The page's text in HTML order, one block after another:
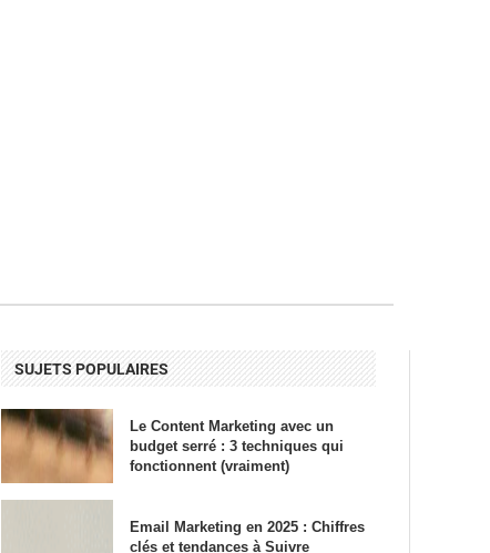
SUJETS POPULAIRES
Le Content Marketing avec un
budget serré : 3 techniques qui
fonctionnent (vraiment)
Email Marketing en 2025 : Chiffres
clés et tendances à Suivre